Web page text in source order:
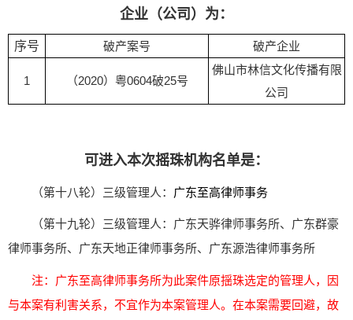
企业（公司）为：
序号 破产案号 破产企业
1 （2020）粤0604破25号
佛山市林信文化传播有限
公司
可进入本次摇珠机构名单是：
（第十八轮）三级管理人： 广东至高律师事务
（第十九轮）三级管理人：广东天骅律师事务所、广东群豪
律师事务所、广东天地正律师事务所、广东源浩律师事务所
注：广东至高律师事务所为此案件原揺珠选定的管理人，因
与本案有利害关系，不宜作为本案管理人。在本案需要回避，故